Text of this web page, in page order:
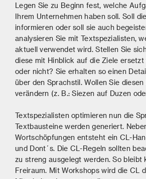
Legen Sie zu Beginn fest, welche
Ihrem Unternehmen haben soll. Soll
informieren oder soll sie auch
analysieren Sie mit Textspezialisten,
aktuell verwendet wird. Stellen Sie
diese mit Hinblick auf die Ziele
oder nicht? Sie erhalten so einen
über den Sprachstil. Wollen Sie
verändern (z. B.: Siezen auf Duzen
Textspezialisten optimieren nun die
Textbausteine werden generiert.
Wortschöpfungen entsteht ein CL-
und Dont´s. Die CL-Regeln sollten
zu streng ausgelegt werden. So bleibt
Freiraum. Mit Workshops wird die CL